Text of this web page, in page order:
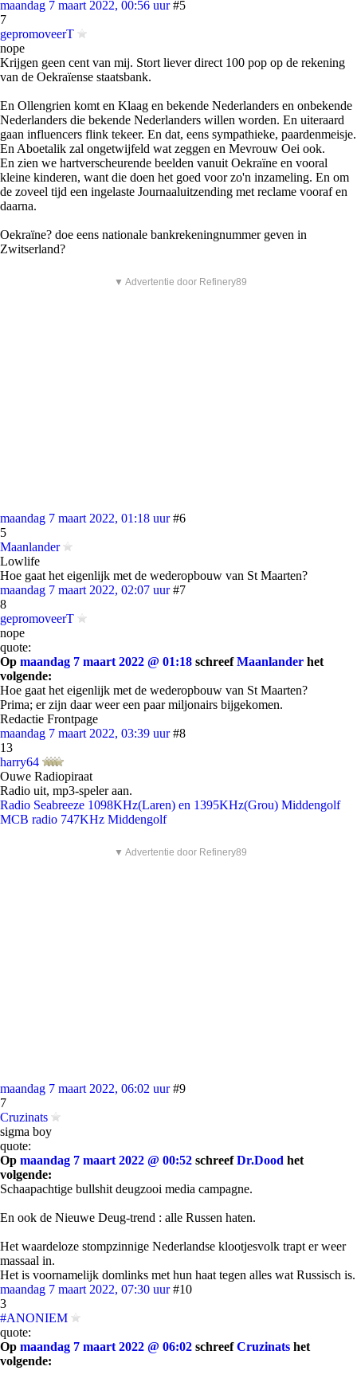
maandag 7 maart 2022, 00:56 uur #5
7
gepromoveerT
nope
Krijgen geen cent van mij. Stort liever direct 100 pop op de rekening
van de Oekraïense staatsbank.
En Ollengrien komt en Klaag en bekende Nederlanders en onbekende
Nederlanders die bekende Nederlanders willen worden. En uiteraard
gaan influencers flink tekeer. En dat, eens sympathieke, paardenmeisje.
En Aboetalik zal ongetwijfeld wat zeggen en Mevrouw Oei ook.
En zien we hartverscheurende beelden vanuit Oekraïne en vooral
kleine kinderen, want die doen het goed voor zo'n inzameling. En om
de zoveel tijd een ingelaste Journaaluitzending met reclame vooraf en
daarna.
Oekraïne? doe eens nationale bankrekeningnummer geven in
Zwitserland?
▼ Advertentie door Refinery89
maandag 7 maart 2022, 01:18 uur #6
5
Maanlander
Lowlife
Hoe gaat het eigenlijk met de wederopbouw van St Maarten?
maandag 7 maart 2022, 02:07 uur #7
8
gepromoveerT
nope
quote:
Op maandag 7 maart 2022 @ 01:18 schreefMaanlander het
volgende:
Hoe gaat het eigenlijk met de wederopbouw van St Maarten?
Prima; er zijn daar weer een paar miljonairs bijgekomen.
Redactie Frontpage
maandag 7 maart 2022, 03:39 uur #8
13
harry64
Ouwe Radiopiraat
Radio uit, mp3-speler aan.
Radio Seabreeze 1098KHz(Laren) en 1395KHz(Grou) Middengolf
MCB radio 747KHz Middengolf
▼ Advertentie door Refinery89
maandag 7 maart 2022, 06:02 uur #9
7
Cruzinats
sigma boy
quote:
Op maandag 7 maart 2022 @ 00:52 schreefDr.Dood het
volgende:
Schaapachtige bullshit deugzooi media campagne.
En ook de Nieuwe Deug-trend : alle Russen haten.
Het waardeloze stompzinnige Nederlandse klootjesvolk trapt er weer
massaal in.
Het is voornamelijk domlinks met hun haat tegen alles wat Russisch is.
maandag 7 maart 2022, 07:30 uur #10
3
#ANONIEM
quote:
Op maandag 7 maart 2022 @ 06:02 schreefCruzinats het
volgende: